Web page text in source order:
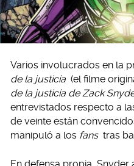
Varios involucrados en la
de la justicia (el filme
de la justicia de Zack
entrevistados respecto a
de veinte están
manipuló a los fans tras